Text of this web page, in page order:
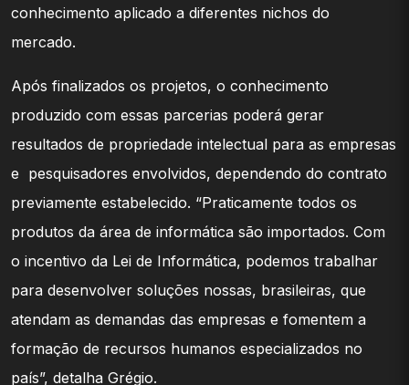
conhecimento aplicado a diferentes nichos do
mercado.
Após finalizados os projetos, o conhecimento
produzido com essas parcerias poderá gerar
resultados de propriedade intelectual para as empresas
e pesquisadores envolvidos, dependendo do contrato
previamente estabelecido. “Praticamente todos os
produtos da área de informática são importados. Com
o incentivo da Lei de Informática, podemos trabalhar
para desenvolver soluções nossas, brasileiras, que
atendam as demandas das empresas e fomentem a
formação de recursos humanos especializados no
país”, detalha Grégio.